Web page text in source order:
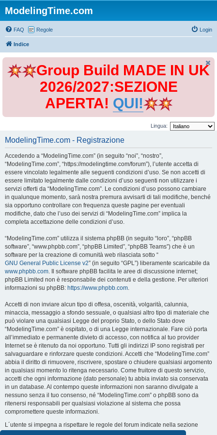
ModelingTime.com
FAQ Regole Login
Indice
Group Build MADE IN UK
2026/2027:SEZIONE
APERTA! QUI!
Lingua:
ModelingTime.com - Registrazione
Accedendo a “ModelingTime.com” (in seguito “noi”, “nostro”,
“ModelingTime.com”, “https://modelingtime.com/forum”), l’utente accetta di
essere vincolato legalmente alle seguenti condizioni d’uso. Se non accetti di
essere limitato legalmente dalle condizioni d’uso seguenti non utilizzare i
servizi offerti da “ModelingTime.com”. Le condizioni d’uso possono cambiare
in qualunque momento, sarà nostra premura avvisarti di tali modifiche, benché
sia opportuno controllare con frequenza queste pagine per eventuali
modifiche, dato che l’uso dei servizi di “ModelingTime.com” implica la
completa accettazione delle condizioni d’uso.
“ModelingTime.com” utilizza il sistema phpBB (in seguito “loro”, “phpBB
software”, “www.phpbb.com”, “phpBB Limited”, “phpBB Teams”) che è un
software per la creazione di comunità web rilasciata sotto “
GNU General Public License v2” (in seguito “GPL”) liberamente scaricabile da
www.phpbb.com. Il software phpBB facilita le aree di discussione internet;
phpBB Limited non è responsabile dei contenuti e della gestione. Per ulteriori
informazioni su phpBB: https://www.phpbb.com.
Accetti di non inviare alcun tipo di offesa, oscenità, volgarità, calunnia,
minaccia, messaggio a sfondo sessuale, o qualsiasi altro tipo di materiale che
può violare una qualsiasi Legge del proprio Stato, o dello Stato dove
“ModelingTime.com” è ospitato, o di una Legge internazionale. Fare ciò porta
all’immediato e permanente divieto di accesso, con notifica al tuo provider
Internet se è ritenuto da noi opportuno. Tutti gli indirizzi IP sono registrati per
salvaguardare e rinforzare queste condizioni. Accetti che “ModelingTime.com”
abbia il diritto di rimuovere, riscrivere, spostare o chiudere qualsiasi argomento
in qualsiasi momento lo ritenga necessario. Come fruitore di questo servizio,
accetti che ogni informazione (dato personale) tu abbia inviato sia conservata
in un database. Al contempo queste informazioni non saranno divulgate a
nessuno senza il tuo consenso, né “ModelingTime.com” o phpBB sono da
ritenersi responsabili per qualsiasi violazione al sistema che possa
compromettere queste informazioni.
L´utente si impegna a rispettare le regole del forum indicate nella sezione